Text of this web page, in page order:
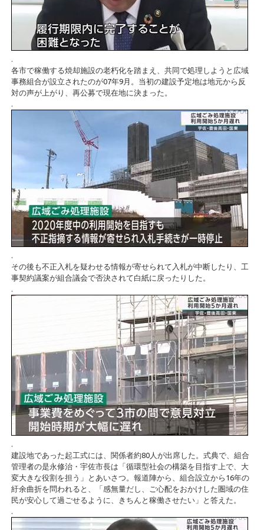
.
各市で稼働する焼却施設の老朽化を踏まえ、共同で処理しようと広域
事務組合が設立されたのが07年9月。当初の建設予定地は地元から反
対の声が上がり、再公募で現在地に決まった。
.
.
その後も不正入札を疑わせる情報が寄せられて入札が中断したり、工
事契約議案が組合議会で否決されて白紙に戻ったりした。
.
.
建設地であった起工式には、関係者約80人が出席した。式典で、組合
管理者の是永修治・宇佐市長は「循環型社会の構築を目指す上で、大
変大きな役割を担う」とあいさつ。報道陣から、組合設立から16年の
紆余曲折を問われると、「感無量だし、ご心配をおかけした圏域の住
民が安心して過ごせるように、きちんと稼働させたい」と答えた。
.